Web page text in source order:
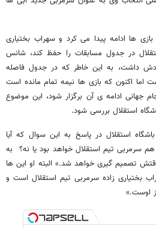
ها ادامه پیدا می کرد و سهراب بختیاری
در جدول مسابقات را حفظ کند، شانس
داشت، به این خاطر که در جدول فاصله
اما اکنون که بازی ها نیمه تمام مانده است
جهانی ادامه ی آن برگزار شود، این موضوع
استقلال بررسی شود.
استقلال در پاسخ به این سوال که آیا
سرمربی تیم استقلال خواهد بود یا نه؟ به
تصمیم گیری خواهد شد.» البته او این ها
بختیاری زاده سرمربی تیم استقلال است و
اوست.»